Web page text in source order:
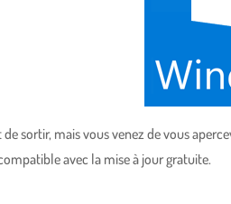
sortir, mais vous venez de vous
avec la mise à jour gratuite.